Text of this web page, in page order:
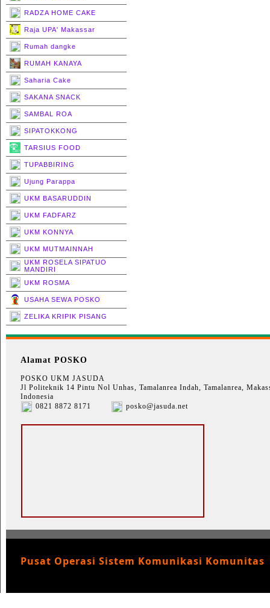
RADZA HOME CAKE
Raja UPA' Makassar
Rumah dangke
RUMAH KANAYA
Saharia Cake
SAKANA SNACK
SAMBAL ROA
SIPATOKKONG
TARSIUS FOOD
TUPABBIRING
Ujung Parappa
UKM BASARUDDIN
UKM FADFARZ
UKM KONNYA
UKM MUTMAINNAH
UKM ROSELA SIPATUO
MANDIRI
UKM ROSMA
USAHA SEWA POSKO
ZELIKA KRIPIK PISANG
Alamat POSKO
POSKO UKM JASUDA
Jl Politeknik 14 Pintu Nol Unhas, Tamalanrea Indah, Tamalanrea,
Indonesia
0821 8872 8171
posko@jasuda.net
Pusat Operasi Sistem Komunikasi Komunitas